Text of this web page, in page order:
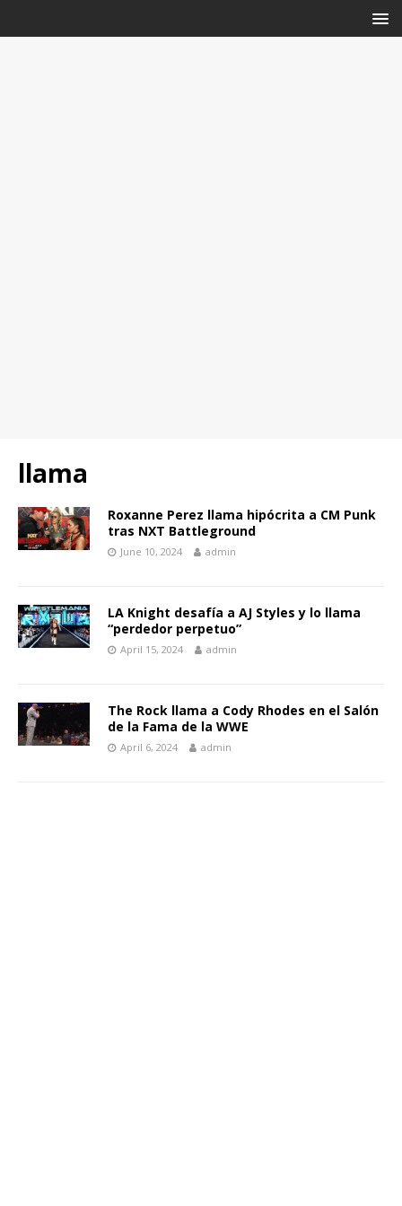
llama
Roxanne Perez llama hipócrita a CM Punk
tras NXT Battleground
June 10, 2024 admin
LA Knight desafía a AJ Styles y lo llama
“perdedor perpetuo”
April 15, 2024 admin
The Rock llama a Cody Rhodes en el Salón
de la Fama de la WWE
April 6, 2024 admin